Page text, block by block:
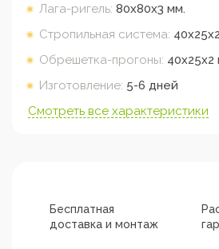
Лага-ригель: 80х80х3 мм.
Стропильная система: 40х25х2
Обрешетка-прогоны: 40х25х2
Изготовление: 5-6 дней
Смотреть все характеристики
Бесплатная
доставка и монтаж